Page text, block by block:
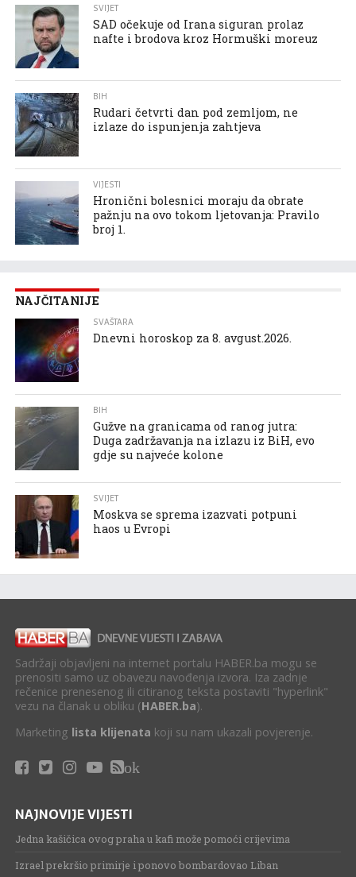
SVIJET
SAD očekuje od Irana siguran prolaz
nafte i brodova kroz Hormuški moreuz
BIH
Rudari četvrti dan pod zemljom, ne
izlaze do ispunjenja zahtjeva
VIJESTI
Hronični bolesnici moraju da obrate
pažnju na ovo tokom ljetovanja: Pravilo
broj 1.
NAJČITANIJE
SVAŠTARA
Dnevni horoskop za 8. avgust.2026.
BIH
Gužve na granicama od ranog jutra:
Duga zadržavanja na izlazu iz BiH, evo
gdje su najveće kolone
SVIJET
Moskva se sprema izazvati potpuni
haos u Evropi
Sadržaji objavljeni na internet portalu HABER.ba mogu se
prenositi samo uz obavezu navođenja izvora. Iza zadnje
rečenice prenesenog ili citiranog teksta postaviti "hyperlink"
vezu na članak u obliku (HABER.ba).
Marketing lista klijenata koji su nam ukazali povjerenje.
ok
NAJNOVIJE VIJESTI
Jedna kašičica ovog praha u kafi može pomoći crijevima
Izrael prekršio primirje i ponovo bombardovao Liban